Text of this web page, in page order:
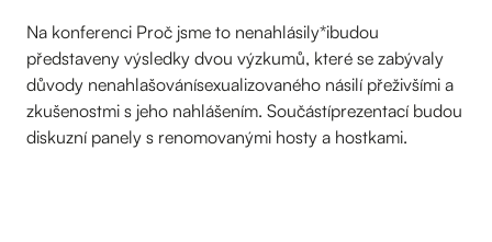
Na konferenci Proč jsme to nenahlásily*ibudou
představeny výsledky dvou výzkumů, které se zabývaly
důvody nenahlašovánísexualizovaného násilí přeživšími a
zkušenostmi s jeho nahlášením. Součástíprezentací budou
diskuzní panely s renomovanými hosty a hostkami.